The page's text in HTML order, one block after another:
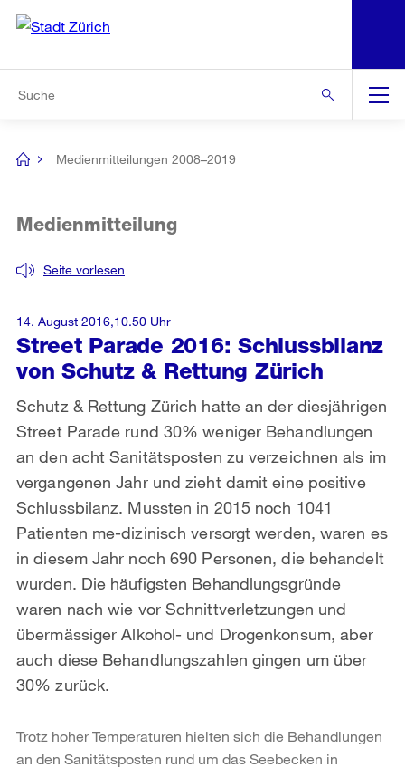
Navigation
[no
Medienmitteilungen 2008–2019
Street Parade 2016: Schlussbilanz
von Schutz & Rettung Zürich
Seite vorlesen
Medienmitteilung
Schutz & Rettung Zürich hatte an der diesjährigen
Street Parade rund 30% weniger Behandlungen
an den acht Sanitätsposten zu verzeichnen als im
vergangenen Jahr und zieht damit eine positive
Schlussbilanz. Mussten in 2015 noch 1041
Patienten me-dizinisch versorgt werden, waren es
in diesem Jahr noch 690 Personen, die behandelt
wurden. Die häufigsten Behandlungsgründe
waren nach wie vor Schnittverletzungen und
übermässiger Alkohol- und Drogenkonsum, aber
auch diese Behandlungszahlen gingen um über
30% zurück.
14. August 2016,10.50 Uhr
Trotz hoher Temperaturen hielten sich die Behandlungen
an den Sanitätsposten rund um das Seebecken in